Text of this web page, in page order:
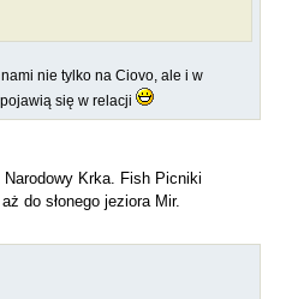
nie tylko na Ciovo, ale i w
się w relacji
Krka. Fish Picniki
do słonego jeziora Mir.